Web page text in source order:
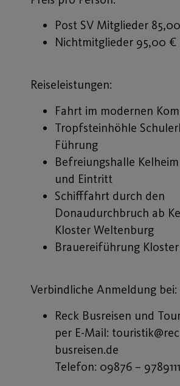
Post SV Mitglieder
Nichtmitglieder 95,00 €
Reiseleistungen:
Fahrt im modernen
Tropfsteinhöhle
Führung
Befreiungshalle
und Eintritt
Schifffahrt durch den
Donaudurchbruch ab
Kloster Weltenburg
Brauereiführung
Verbindliche Anmeldung bei:
Reck Busreisen und
per E-Mail:
busreisen.de
Telefon: 09876 – 9789111